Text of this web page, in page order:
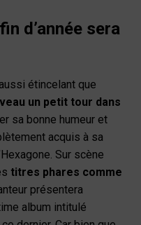
d’année sera
étincelant que
un petit tour dans
sa bonne humeur et
acquis à sa
Sur scène
titres phares comme
présentera
album intitulé